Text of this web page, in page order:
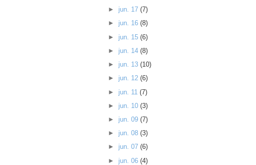
► jun. 17 (7)
► jun. 16 (8)
► jun. 15 (6)
► jun. 14 (8)
► jun. 13 (10)
► jun. 12 (6)
► jun. 11 (7)
► jun. 10 (3)
► jun. 09 (7)
► jun. 08 (3)
► jun. 07 (6)
► jun. 06 (4)